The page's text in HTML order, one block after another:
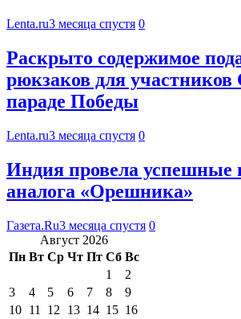
Lenta.ru3 месяца спустя 0
Раскрыто содержимое
рюкзаков для
параде Победы
Lenta.ru3 месяца спустя 0
Индия провела успешные
аналога «Орешника»
Газета.Ru3 месяца спустя 0
Август 2026
Пн Вт Ср Чт Пт Сб Вс
1
2
3
4 5 6 7 8
9
10 11 12 13 14 15 16